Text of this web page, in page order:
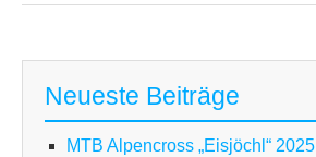
Neueste Beiträge
MTB Alpencross „Eisjöchl“ 2025